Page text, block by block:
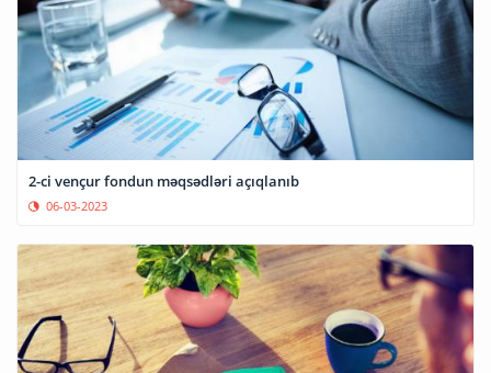
2-ci vençur fondun məqsədləri açıqlanıb
06-03-2023